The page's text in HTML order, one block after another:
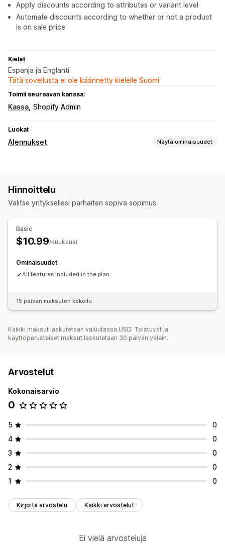
Apply discounts according to attributes or variant level
Automate discounts according to whether or not a product
is on sale price
Kielet
Espanja ja Englanti
Tätä sovellusta ei ole käännetty kielelle Suomi
Toimii seuraavan kanssa:
Kassa Shopify Admin
Luokat
Alennukset Näytä ominaisuudet
Prosenttialennukset
Mukautetut alennukset
Mukautettu koodi
Hinnoittelu
Valitse yrityksellesi parhaiten sopiva sopimus.
Basic
$10.99/kuukausi
Ominaisuudet
All features included in the plan
15 päivän maksuton kokeilu
Kaikki maksut laskutetaan valuutassa USD. Toistuvat ja
käyttöperusteiset maksut laskutetaan 30 päivän välein.
Arvostelut
Kokonaisarvio
0
5
0
4
0
3
0
2
0
1
0
Kirjoita arvostelu Kaikki arvostelut
Ei vielä arvosteluja